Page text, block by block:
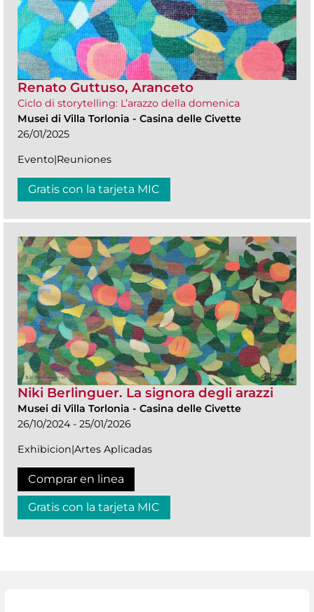
Renato Guttuso, Aranceto
Ciclo di storytelling: L’arazzo della domenica
Musei di Villa Torlonia - Casina delle Civette
26/01/2025
Evento|Reuniones
Gratis con la tarjeta MIC
Niki Berlinguer. La signora degli arazzi
Musei di Villa Torlonia - Casina delle Civette
26/10/2024 - 25/01/2026
Exhibicion|Artes Aplicadas
Comprar en linea
Gratis con la tarjeta MIC